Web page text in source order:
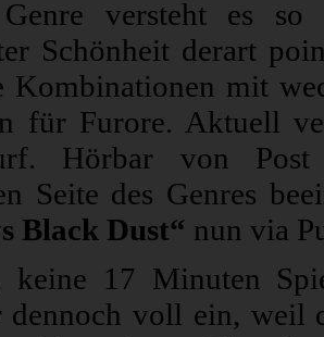
versteht es so
Schönheit derart
Kombinationen mit
für Furore. Aktuell
Hörbar von
Seite des Genres
Black Dust“ nun via
keine 17 Minuten
dennoch voll ein, weil